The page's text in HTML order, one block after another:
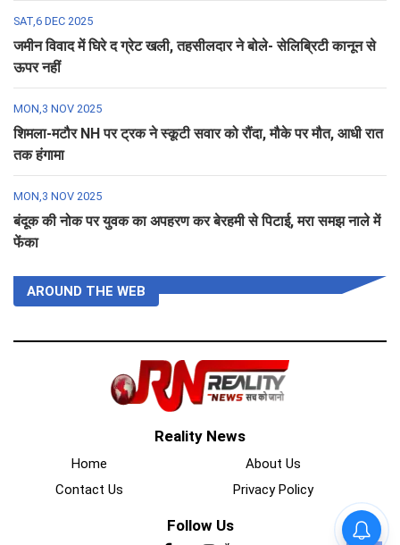
SAT,6 DEC 2025
जमीन विवाद में घिरे द ग्रेट खली, तहसीलदार ने बोले- सेलिब्रिटी कानून से
ऊपर नहीं
MON,3 NOV 2025
शिमला-मटौर NH पर ट्रक ने स्कूटी सवार को रौंदा, मौके पर मौत, आधी रात
तक हंगामा
MON,3 NOV 2025
बंदूक की नोक पर युवक का अपहरण कर बेरहमी से पिटाई, मरा समझ नाले में
फेंका
AROUND THE WEB
Reality News
Home
About Us
Contact Us
Privacy Policy
Follow Us